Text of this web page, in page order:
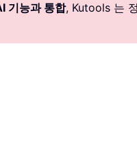
기능과 통합, Kutools 는